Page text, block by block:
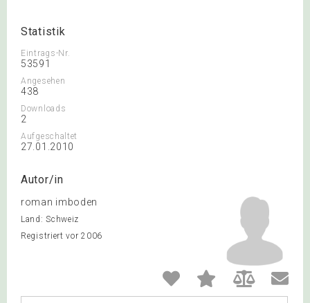
Statistik
Eintrags-Nr.
53591
Angesehen
438
Downloads
2
Aufgeschaltet
27.01.2010
Autor/in
roman imboden
Land: Schweiz
Registriert vor 2006